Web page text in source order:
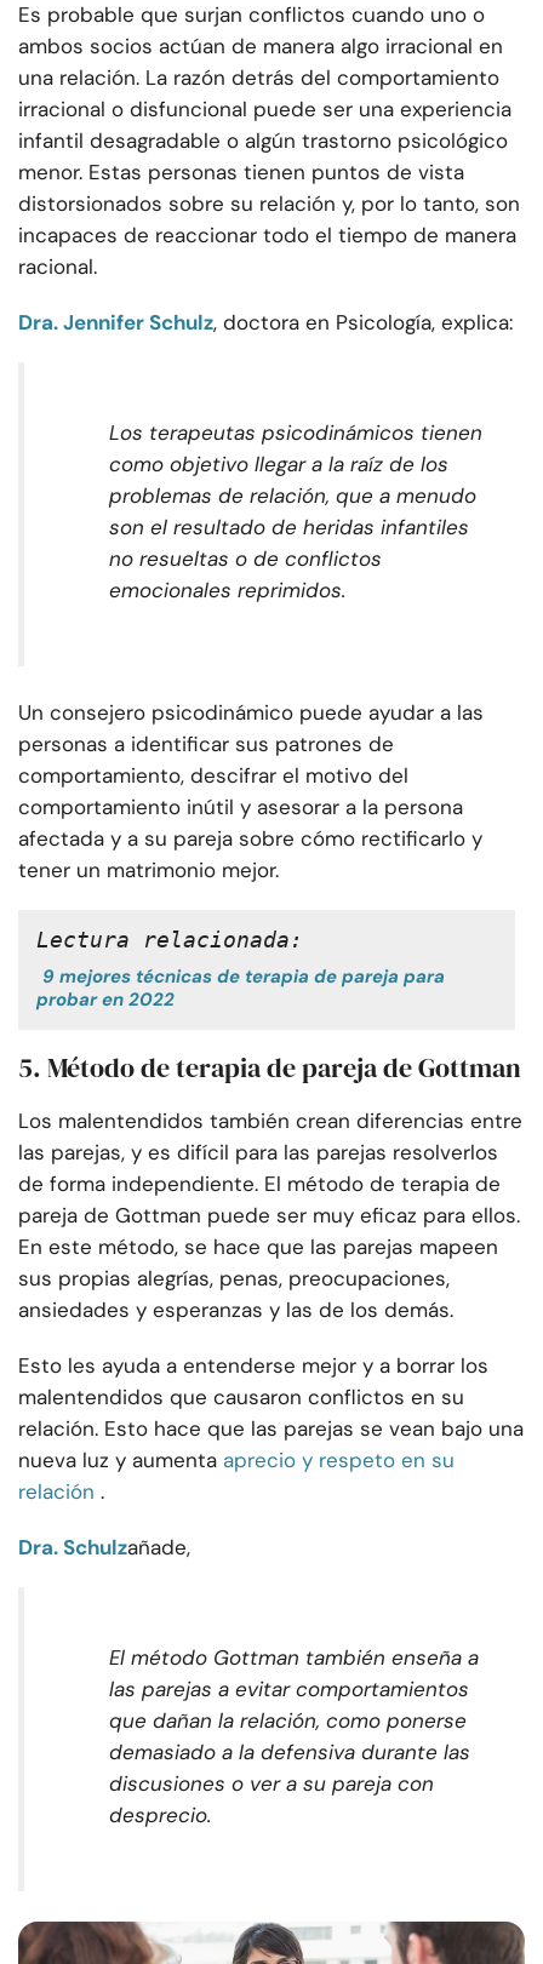
Es probable que surjan conflictos cuando uno o
ambos socios actúan de manera algo irracional en
una relación. La razón detrás del comportamiento
irracional o disfuncional puede ser una experiencia
infantil desagradable o algún trastorno psicológico
menor. Estas personas tienen puntos de vista
distorsionados sobre su relación y, por lo tanto, son
incapaces de reaccionar todo el tiempo de manera
racional.
Dra. Jennifer Schulz, doctora en Psicología, explica:
Los terapeutas psicodinámicos tienen
como objetivo llegar a la raíz de los
problemas de relación, que a menudo
son el resultado de heridas infantiles
no resueltas o de conflictos
emocionales reprimidos.
Un consejero psicodinámico puede ayudar a las
personas a identificar sus patrones de
comportamiento, descifrar el motivo del
comportamiento inútil y asesorar a la persona
afectada y a su pareja sobre cómo rectificarlo y
tener un matrimonio mejor.
Lectura relacionada:
9 mejores técnicas de terapia de pareja para
probar en 2022
5. Método de terapia de pareja de Gottman
Los malentendidos también crean diferencias entre
las parejas, y es difícil para las parejas resolverlos
de forma independiente. El método de terapia de
pareja de Gottman puede ser muy eficaz para ellos.
En este método, se hace que las parejas mapeen
sus propias alegrías, penas, preocupaciones,
ansiedades y esperanzas y las de los demás.
Esto les ayuda a entenderse mejor y a borrar los
malentendidos que causaron conflictos en su
relación. Esto hace que las parejas se vean bajo una
nueva luz y aumenta aprecio y respeto en su
relación .
Dra. Schulzañade,
El método Gottman también enseña a
las parejas a evitar comportamientos
que dañan la relación, como ponerse
demasiado a la defensiva durante las
discusiones o ver a su pareja con
desprecio.